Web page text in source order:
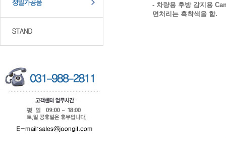
- 차량용 후방 감지용
면처리는 흑착색을 함.